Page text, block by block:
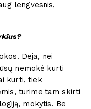
lengvesnis,
Deja, nei
nemokė kurti
kurti, tiek
turime tam skirti
mokytis. Be